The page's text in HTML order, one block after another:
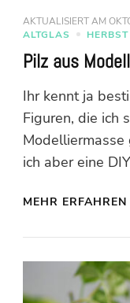
AKTUALISIERT AM
ALTGLAS
HERBST
Pilz aus
Ihr kennt ja
Figuren, die ich
Modelliermasse
ich aber eine
MEHR ERFAHREN